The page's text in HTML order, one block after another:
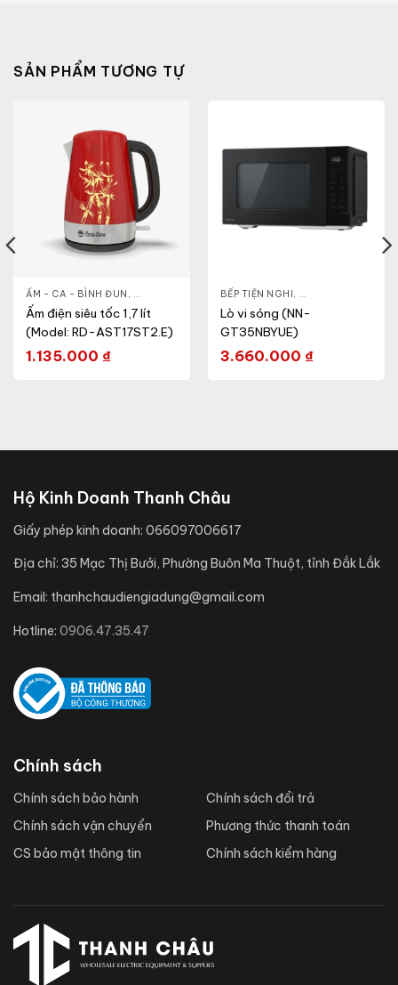
SẢN PHẨM TƯƠNG TỰ
ẤM - CA - BÌNH ĐUN , GIA DỤNG KHỎE & ĐẸP,NỒI - ẤM - CA - BÌNH
Ấm điện siêu tốc 1,7 lít
(Model: RD-AST17ST2.E)
1.135.000 ₫
BẾP TIỆN NGHI, GIA DỤNG KHỎE &
Lò vi sóng (NN-
GT35NBYUE)
3.660.000 ₫
,LÒ VI SÓNG
Hộ Kinh Doanh Thanh Châu
Giấy phép kinh doanh: 066097006617
Địa chỉ: 35 Mạc Thị Bưởi, Phường Buôn Ma Thuột, tỉnh Đắk Lắk
Email: thanhchaudiengiadung@gmail.com
Hotline: 0906.47.35.47
Chính sách
Chính sách bảo hành
Chính sách vận chuyển
CS bảo mật thông tin
Chính sách đổi trả
Phương thức thanh toán
Chính sách kiểm hàng